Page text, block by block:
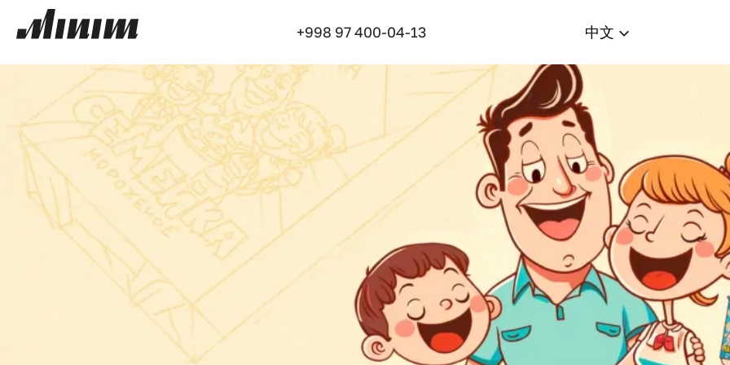
+998 97 400-04-13 中文